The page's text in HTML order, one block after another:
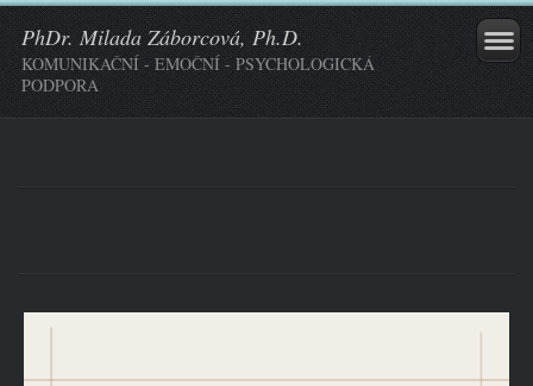
PhDr. Milada Záborcová, Ph.D.
KOMUNIKAČNÍ - EMOČNÍ - PSYCHOLOGICKÁ
PODPORA